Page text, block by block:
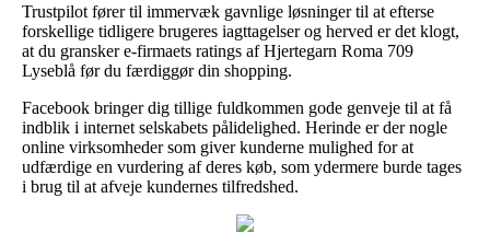
Trustpilot fører til immervæk gavnlige løsninger til at efterse
forskellige tidligere brugeres iagttagelser og herved er det klogt,
at du gransker e-firmaets ratings af Hjertegarn Roma 709
Lyseblå før du færdiggør din shopping.
Facebook bringer dig tillige fuldkommen gode genveje til at få
indblik i internet selskabets pålidelighed. Herinde er der nogle
online virksomheder som giver kunderne mulighed for at
udfærdige en vurdering af deres køb, som ydermere burde tages
i brug til at afveje kundernes tilfredshed.